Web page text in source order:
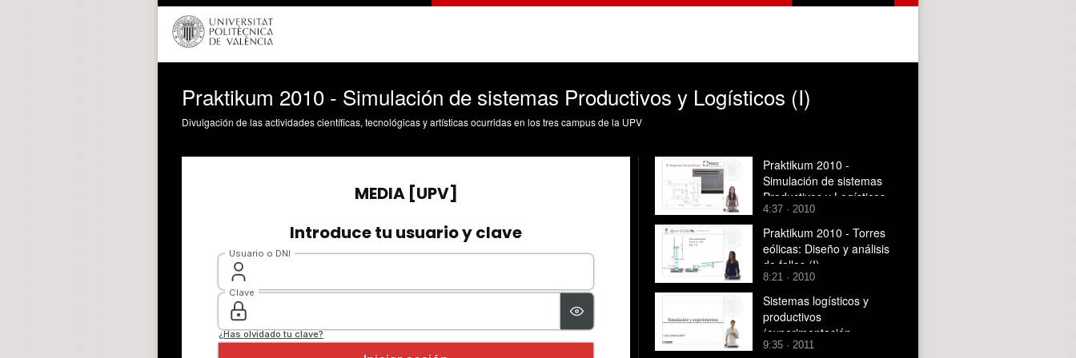
Praktikum 2010 - Simulación de sistemas Productivos y Logísticos (I)
Divulgación de las actividades científicas, tecnológicas y artísticas ocurridas en los tres campus de la UPV
Praktikum 2010 -
Simulación de sistemas
Productivos y Logísticos
(II)
4:37 · 2010
Praktikum 2010 - Torres
eólicas: Diseño y análisis
de fallos (I)
8:21 · 2010
Sistemas logísticos y
productivos
(experimentación
9:35 · 2011